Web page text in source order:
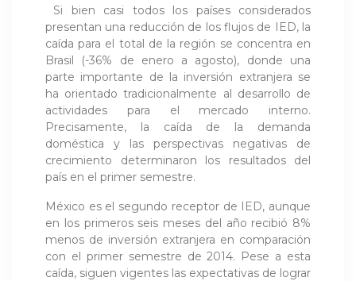
Si bien casi todos los países considerados
presentan una reducción de los flujos de IED, la
caída para el total de la región se concentra en
Brasil (-36% de enero a agosto), donde una
parte importante de la inversión extranjera se
ha orientado tradicionalmente al desarrollo de
actividades para el mercado interno.
Precisamente, la caída de la demanda
doméstica y las perspectivas negativas de
crecimiento determinaron los resultados del
país en el primer semestre.
México es el segundo receptor de IED, aunque
en los primeros seis meses del año recibió 8%
menos de inversión extranjera en comparación
con el primer semestre de 2014. Pese a esta
caída, siguen vigentes las expectativas de lograr